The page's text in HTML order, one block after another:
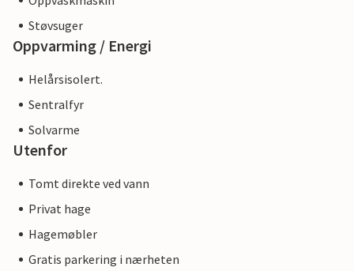
Støvsuger
Oppvarming / Energi
Helårsisolert.
Sentralfyr
Solvarme
Utenfor
Tomt direkte ved vann
Privat hage
Hagemøbler
Gratis parkering i nærheten